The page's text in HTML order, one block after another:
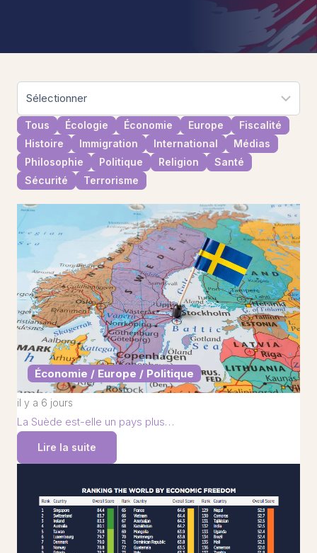
Tous Écologie Économie Europe
Fiscalité
Histoire
Immigration International
Médias
Philosophie
Politique Religion
Santé
Sécurité
Terrorisme
Économie / Europe / Politique
il y a 6 jours
La Suède est-elle un pays plus…
Lire la suite